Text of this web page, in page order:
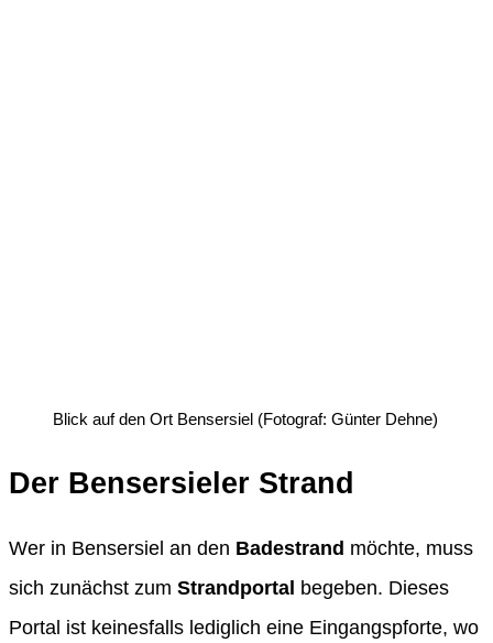
Blick auf den Ort Bensersiel (Fotograf: Günter Dehne)
Der Bensersieler Strand
Wer in Bensersiel an den Badestrand möchte, muss
sich zunächst zum Strandportal begeben. Dieses
Portal ist keinesfalls lediglich eine Eingangspforte, wo